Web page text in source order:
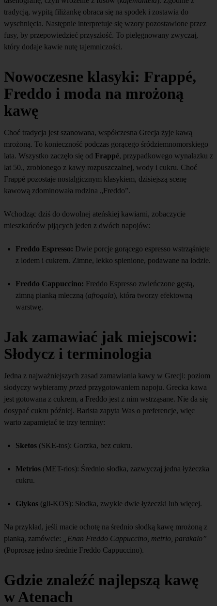
tradycją, wypitą filiżankę obraca się na spodek i zostawia do
wyschnięcia. Następnie interpretuje się wzory pozostawione przez
fusy, by przepowiedzieć przyszłość. To pielęgnowany zwyczaj,
który dodaje kawie nutę tajemniczości.
Nowoczesne klasyki: Frappé,
Freddo i moda na mrożoną
kawę
Choć tradycja jest szanowana, współczesna Grecja żyje kawą
mrożoną. To konieczność podczas gorącego śródziemnomorskiego
lata. Wszystko zaczęło się od Frappé, przypadkowego wynalazku z
lat 50., zrobionego z kawy rozpuszczalnej, wody i cukru. Choć
Frappé pozostaje nostalgicznym klasykiem, dzisiejszą scenę
kawową zdominowała rodzina „Freddo”.
Wchodząc dziś do dowolnej ateńskiej kawiarni, zobaczycie
mieszkańców pijących jeden z dwóch napojów:
Freddo Espresso: Dwie porcje gorącego espresso wstrząśnięte
z lodem i cukrem. Zimne, lekko spienione, podawane na lodzie.
Freddo Cappuccino: Freddo Espresso zwieńczone gęstą,
zimną pianką mleczną (afrogala), która tworzy efektowną
warstwę.
Jak zamawiać jak miejscowi:
Słodycz i terminologia
Jedna z najważniejszych zasad zamawiania kawy w Grecji: poziom
słodyczy wybieramy przed przygotowaniem napoju. Grecka kawa
jest gotowana z cukrem, a Freddo jest z nim wstrząsane. Nie da się
dosypać cukru później. Barista zapyta Was o preferencje, więc
warto zapamiętać te trzy terminy:
Sketos (SKE-tos): Gorzka, bez cukru.
Metrios (MET-rios): Średnio słodka, zazwyczaj jedna łyżeczka
cukru.
Glykos (gli-KOS): Słodka, zwykle dwie łyżeczki lub więcej.
Na przykład, jeśli macie ochotę na średnio słodką kawę mrożoną z
pianką, zamówcie:
„Enan Freddo Cappuccino, metrio, parakalo”
(Poproszę jedno średnie Freddo Cappuccino).
Gdzie znaleźć najlepszą kawę
w Atenach